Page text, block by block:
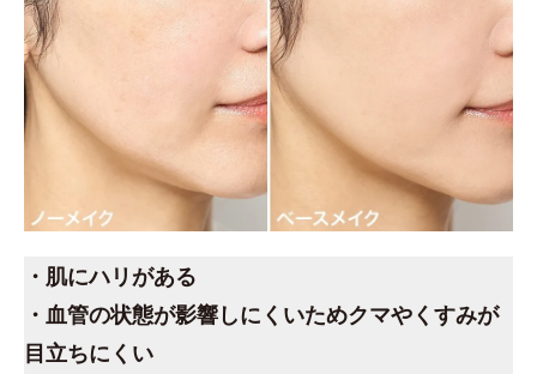
・肌にハリがある
・血管の状態が影響しにくいためクマやくすみが
目立ちにくい